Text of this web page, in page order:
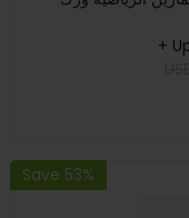
+
Save 53%